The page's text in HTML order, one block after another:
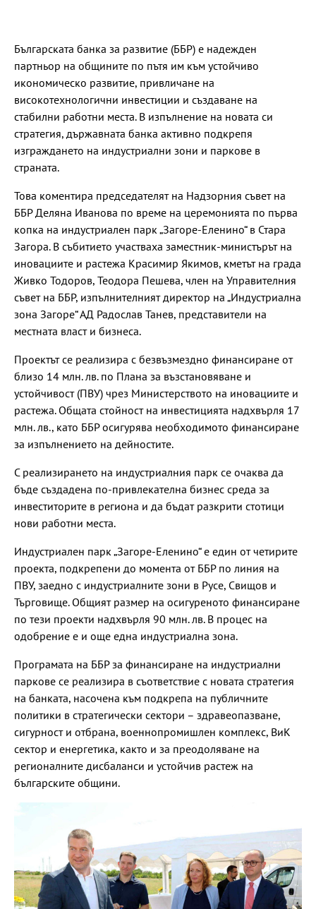
Българската банка за развитие (ББР) е надежден
партньор на общините по пътя им към устойчиво
икономическо развитие, привличане на
високотехнологични инвестиции и създаване на
стабилни работни места. В изпълнение на новата си
стратегия, държавната банка активно подкрепя
изграждането на индустриални зони и паркове в
страната.
Това коментира председателят на Надзорния съвет на
ББР Деляна Иванова по време на церемонията по първа
копка на индустриален парк „Загоре-Еленино“ в Стара
Загора. В събитието участваха заместник-министърът на
иновациите и растежа Красимир Якимов, кметът на града
Живко Тодоров, Теодора Пешева, член на Управителния
съвет на ББР, изпълнителният директор на „Индустриална
зона Загоре“ АД Радослав Танев, представители на
местната власт и бизнеса.
Проектът се реализира с безвъзмездно финансиране от
близо 14 млн. лв. по Плана за възстановяване и
устойчивост (ПВУ) чрез Министерството на иновациите и
растежа. Общата стойност на инвестицията надхвърля 17
млн. лв., като ББР осигурява необходимото финансиране
за изпълнението на дейностите.
С реализирането на индустриалния парк се очаква да
бъде създадена по-привлекателна бизнес среда за
инвеститорите в региона и да бъдат разкрити стотици
нови работни места.
Индустриален парк „Загоре-Еленино“ е един от четирите
проекта, подкрепени до момента от ББР по линия на
ПВУ, заедно с индустриалните зони в Русе, Свищов и
Търговище. Общият размер на осигуреното финансиране
по тези проекти надхвърля 90 млн. лв. В процес на
одобрение е и още една индустриална зона.
Програмата на ББР за финансиране на индустриални
паркове се реализира в съответствие с новата стратегия
на банката, насочена към подкрепа на публичните
политики в стратегически сектори – здравеопазване,
сигурност и отбрана, военнопромишлен комплекс, ВиК
сектор и енергетика, както и за преодоляване на
регионалните дисбаланси и устойчив растеж на
българските общини.